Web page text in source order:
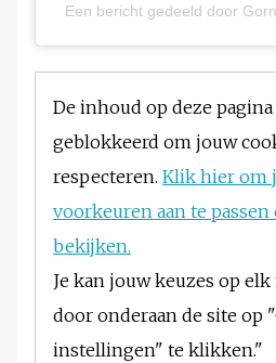
Een bericht gedeeld door
De inhoud op deze
geblokkeerd om jouw
respecteren. Klik hier om
voorkeuren aan te
bekijken.
Je kan jouw keuzes op
door onderaan de site op
instellingen" te klikken."